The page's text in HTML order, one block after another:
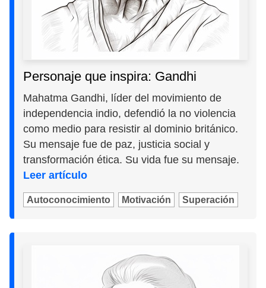
Personaje que inspira: Gandhi
Mahatma Gandhi, líder del movimiento de
independencia indio, defendió la no violencia
como medio para resistir al dominio británico.
Su mensaje fue de paz, justicia social y
transformación ética. Su vida fue su mensaje.
Leer artículo
Autoconocimiento Motivación Superación